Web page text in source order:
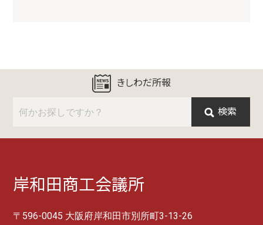
きしわだ所報
検索
岸和田商工会議所
〒596-0045 大阪府岸和田市別所町3-13-26